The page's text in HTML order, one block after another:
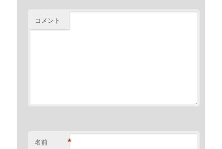
コメント
名前 *